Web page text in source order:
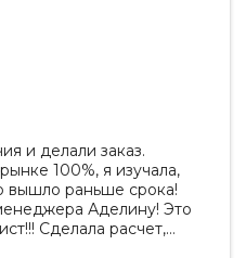
и делали заказ.
100%, я изучала,
вышло раньше срока!
Аделину! Это
Сделала расчет,